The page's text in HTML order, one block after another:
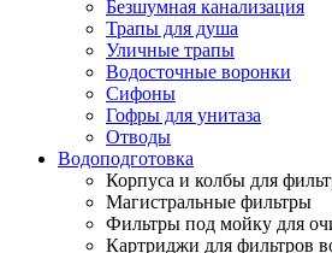
Безшумная канализация
Трапы для душа
Уличные трапы
Водосточные воронки
Сифоны
Гофры для унитаза
Отводы
Водоподготовка
Корпуса и колбы для
Магистральные фильтры
Фильтры под мойку для
Картриджи для фильтров